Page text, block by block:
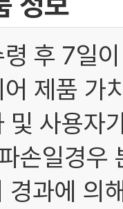
령 후 7일
제품 가
및 사용자
손일경우
경과에 의